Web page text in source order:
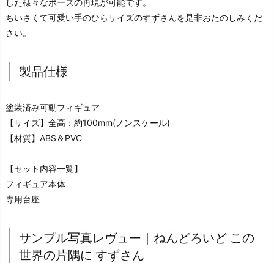
した様々なポーズの再現が可能です。
ちいさくて可愛い手のひらサイズのすずさんを是非おたのしみくだ
さい。
製品仕様
塗装済み可動フィギュア
【サイズ】全高：約100mm(ノンスケール)
【材質】ABS＆PVC
【セット内容一覧】
フィギュア本体
専用台座
サンプル写真レヴュー｜ねんどろいど この
世界の片隅に すずさん